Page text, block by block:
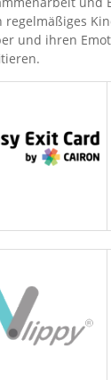
regelmäßiges
und ihren